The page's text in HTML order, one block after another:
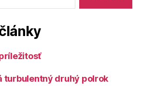
turbulentný druhý polrok